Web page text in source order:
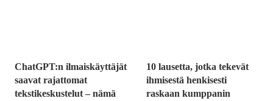
ChatGPT:n ilmaiskäyttäjät
saavat rajattomat
tekstikeskustelut – nämä
10 lausetta, jotka tekevät
ihmisestä henkisesti
raskaan kumppanin